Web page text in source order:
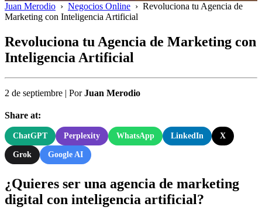
Juan Merodio › Negocios Online › Revoluciona tu Agencia de
Marketing con Inteligencia Artificial
Revoluciona tu Agencia de Marketing con
Inteligencia Artificial
2 de septiembre | PorJuan Merodio
Share at:
ChatGPT Perplexity WhatsApp LinkedIn X
Grok Google AI
¿Quieres ser una agencia de marketing
digital con inteligencia artificial?